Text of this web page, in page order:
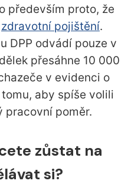
především proto, že
zdravotní pojištění.
DPP odvádí pouze v
přesáhne 10 000
v evidenci o
aby spíše volili
pracovní poměr.
zůstat na
si?